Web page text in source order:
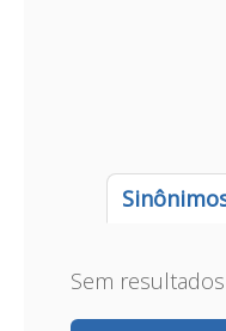
Sem resultados